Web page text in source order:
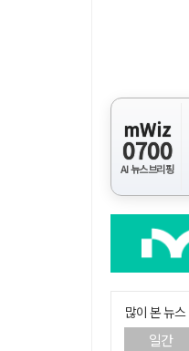
mWiz
0700
AI 뉴스브리핑
많이 본 뉴스
일간